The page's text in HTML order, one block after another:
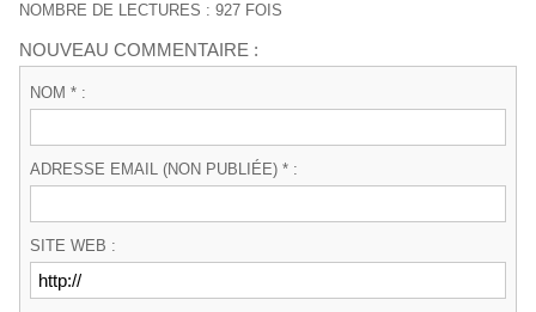
NOMBRE DE LECTURES : 927 FOIS
NOUVEAU COMMENTAIRE :
NOM * :
ADRESSE EMAIL (NON PUBLIÉE) * :
SITE WEB :